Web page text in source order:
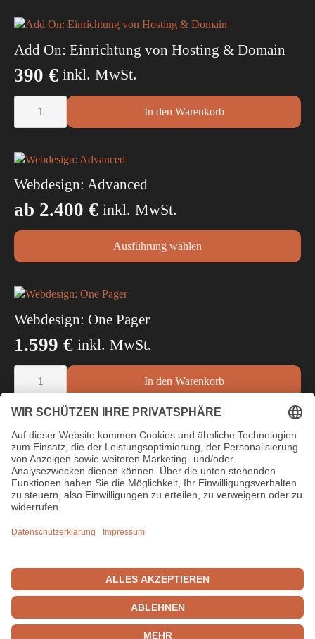
Add On: Einrichtung von Hosting & Domain
390 € inkl. MwSt.
Add
&
Menge
In den Warenkorb
Webdesign: Advanced
ab 2.400 € inkl. MwSt.
Ausführung wählen
Dieses
Varianten
auf.
Optionen
der
Produktseite
werden
Webdesign: One Pager
1.599 € inkl. MwSt.
Webdesign:
Pager
In den Warenkorb
© 2026 Lupos Online Marketing
Impressum